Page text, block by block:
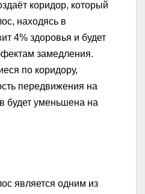
коридор, который
находясь в
4% здоровья и будет
замедления.
по коридору,
передвижения на
будет уменьшена на
является одним из